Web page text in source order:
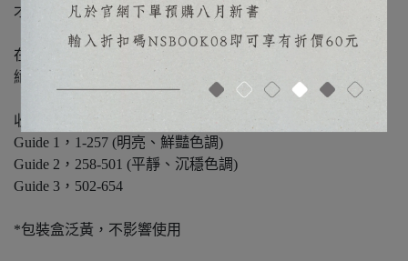
才讓DIC色彩指南變得如此強大
在DIC色彩指南
絕對找得到您要的顏色
收錄色號：1-654色
Guide 1，1-257 (明亮、鮮豔色調)
Guide 2，258-501 (平靜、沉穩色調)
Guide 3，502-654
*包裝盒泛黃，不影響使用